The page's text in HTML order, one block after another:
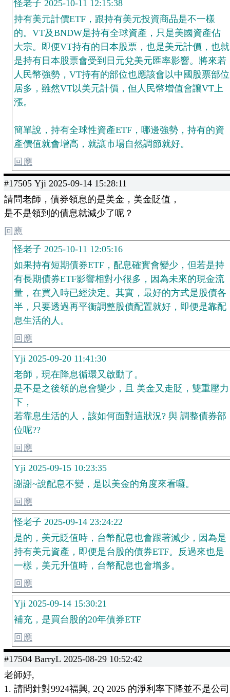
怪老子 2025-10-11 12:15:38
持有美元計價ETF，跟持有美元投資商品是不一樣
的。VT及BNDW是持有全球資產，只是美國資產佔
大宗。即便VT持有的日本股票，也是美元計價，也就
是持有日本股票會受到日元兌美元匯率影響。將來若
人民幣強勢，VT持有的部位也應該會以中國股票部位
居多，雖然VT以美元計價，但人民幣增值會讓VT上
漲。
簡單說，持有全球性資產ETF，哪邊強勢，持有的資
產價值就會增高，就讓市場自然調節就好。
回應
#17505 Yji 2025-09-14 15:28:11
請問老師，債券領息的是美金，美金貶值，
是不是領到的債息就減少了呢？
回應
怪老子 2025-10-11 12:05:16
如果持有短期債券ETF，配息確實會變少，但若是持
有長期債券ETF影響相對小很多，因為未來的現金流
量，在買入時已經決定。其實，最好的方式是股債各
半，只要透過再平衡調整股債配置就好，即便是靠配
息生活的人。
回應
Yji 2025-09-20 11:41:30
老師，現在降息循環又啟動了。
是不是之後領的息會變少，且 美金又走貶，雙重壓力
下，
若靠息生活的人，該如何面對這狀況? 與 調整債券部
位呢??
回應
Yji 2025-09-15 10:23:35
謝謝~說配息不變，是以美金的角度來看囉。
回應
怪老子 2025-09-14 23:24:22
是的，美元貶值時，台幣配息也會跟著減少，因為是
持有美元資產，即便是台股的債券ETF。反過來也是
一樣，美元升值時，台幣配息也會增多。
回應
Yji 2025-09-14 15:30:21
補充，是買台股的20年債券ETF
回應
#17504 BarryL 2025-08-29 10:52:42
老師好,
1. 請問針對9924福興, 2Q 2025 的淨利率下降並不是公司